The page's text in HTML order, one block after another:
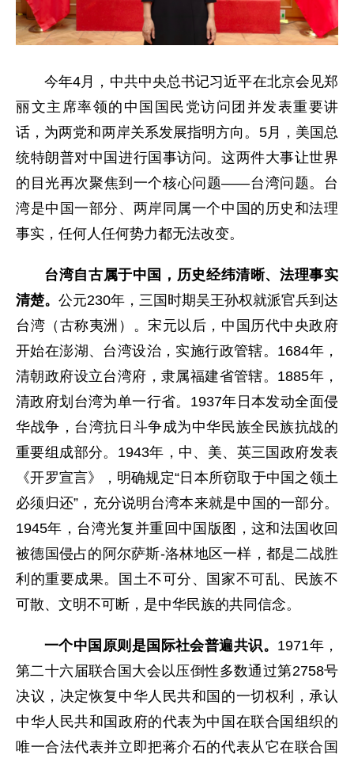
今年4月，中共中央总书记习近平在北京会见郑
丽文主席率领的中国国民党访问团并发表重要讲
话，为两党和两岸关系发展指明方向。5月，美国总
统特朗普对中国进行国事访问。这两件大事让世界
的目光再次聚焦到一个核心问题——台湾问题。台
湾是中国一部分、两岸同属一个中国的历史和法理
事实，任何人任何势力都无法改变。
台湾自古属于中国，历史经纬清晰、法理事实
清楚。 公元230年，三国时期吴王孙权就派官兵到达
台湾（古称夷洲）。宋元以后，中国历代中央政府
开始在澎湖、台湾设治，实施行政管辖。1684年，
清朝政府设立台湾府，隶属福建省管辖。1885年，
清政府划台湾为单一行省。1937年日本发动全面侵
华战争，台湾抗日斗争成为中华民族全民族抗战的
重要组成部分。1943年，中、美、英三国政府发表
《开罗宣言》，明确规定“日本所窃取于中国之领土
必须归还”，充分说明台湾本来就是中国的一部分。
1945年，台湾光复并重回中国版图，这和法国收回
被德国侵占的阿尔萨斯-洛林地区一样，都是二战胜
利的重要成果。国土不可分、国家不可乱、民族不
可散、文明不可断，是中华民族的共同信念。
一个中国原则是国际社会普遍共识。 1971年，
第二十六届联合国大会以压倒性多数通过第2758号
决议，决定恢复中华人民共和国的一切权利，承认
中华人民共和国政府的代表为中国在联合国组织的
唯一合法代表并立即把蒋介石的代表从它在联合国